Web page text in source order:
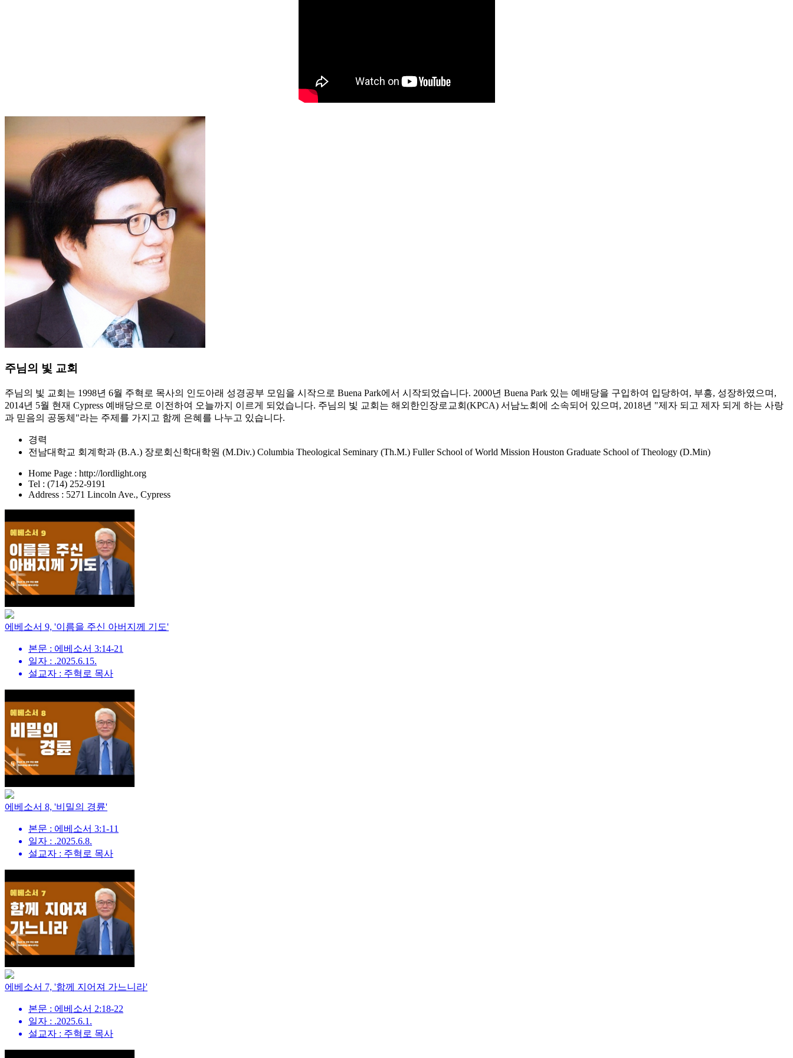
주님의 빛 교회
주님의 빛 교회는 1998년 6월 주혁로 목사의 인도아래 성경공부 모임을 시작으로 Buena Park에서 시작되었습니다. 2000년 Buena Park 있는 예배당을 구입하여 입당하여, 부흥, 성장하였으며,
2014년 5월 현재 Cypress 예배당으로 이전하여 오늘까지 이르게 되었습니다. 주님의 빛 교회는 해외한인장로교회(KPCA) 서남노회에 소속되어 있으며, 2018년 "제자 되고 제자 되게 하는 사랑
과 믿음의 공동체"라는 주제를 가지고 함께 은혜를 나누고 있습니다.
경력
전남대학교 회계학과 (B.A.) 장로회신학대학원 (M.Div.) Columbia Theological Seminary (Th.M.) Fuller School of World Mission Houston Graduate School of Theology (D.Min)
Home Page : http://lordlight.org
Tel : (714) 252-9191
Address : 5271 Lincoln Ave., Cypress
에베소서 9, '이름을 주신 아버지께 기도'
본문 : 에베소서 3:14-21
일자 : .2025.6.15.
설교자 : 주혁로 목사
에베소서 8, '비밀의 경륜'
본문 : 에베소서 3:1-11
일자 : .2025.6.8.
설교자 : 주혁로 목사
에베소서 7, '함께 지어져 가느니라'
본문 : 에베소서 2:18-22
일자 : .2025.6.1.
설교자 : 주혁로 목사